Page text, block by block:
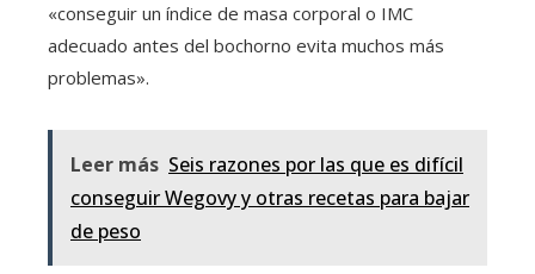
«conseguir un índice de masa corporal o IMC
adecuado antes del bochorno evita muchos más
problemas».
Leer más Seis razones por las que es difícil
conseguir Wegovy y otras recetas para bajar
de peso